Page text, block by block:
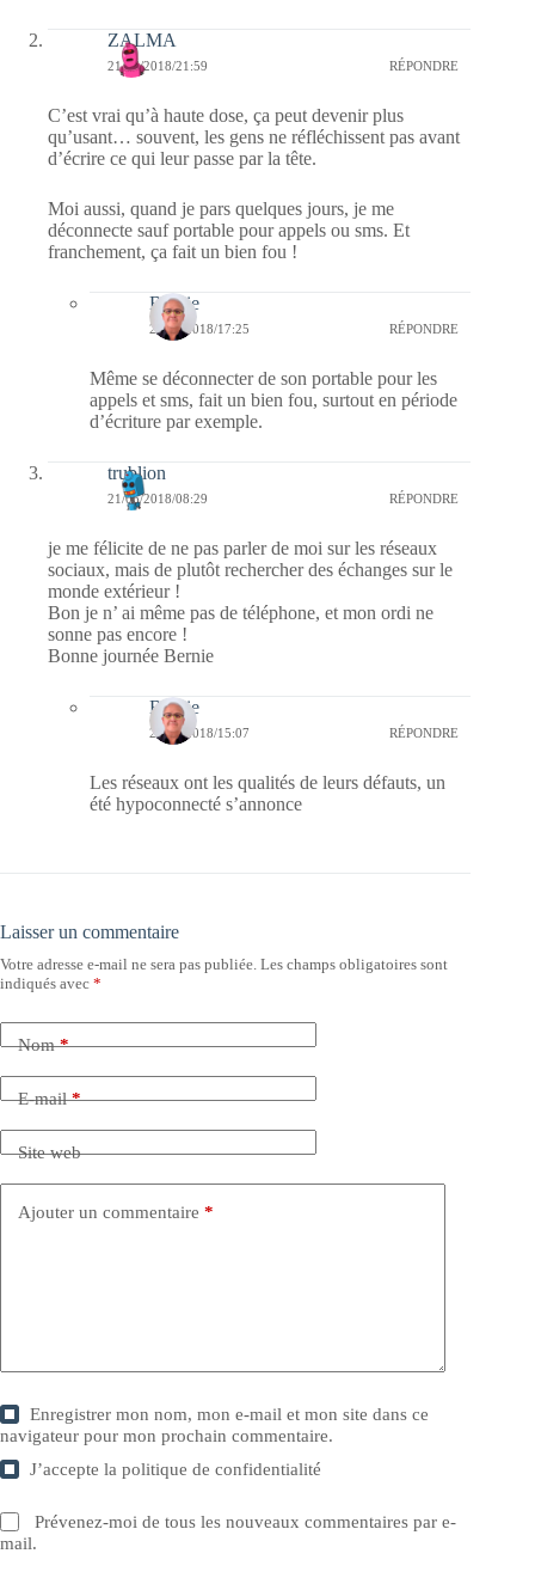
ZALMA
21/06/2018/21:59 RÉPONDRE
C’est vrai qu’à haute dose, ça peut devenir plus
qu’usant… souvent, les gens ne réfléchissent pas avant
d’écrire ce qui leur passe par la tête.
Moi aussi, quand je pars quelques jours, je me
déconnecte sauf portable pour appels ou sms. Et
franchement, ça fait un bien fou !
Bernie
23/06/2018/17:25 RÉPONDRE
Même se déconnecter de son portable pour les
appels et sms, fait un bien fou, surtout en période
d’écriture par exemple.
trublion
21/06/2018/08:29 RÉPONDRE
je me félicite de ne pas parler de moi sur les réseaux
sociaux, mais de plutôt rechercher des échanges sur le
monde extérieur !
Bon je n’ ai même pas de téléphone, et mon ordi ne
sonne pas encore !
Bonne journée Bernie
Bernie
21/06/2018/15:07 RÉPONDRE
Les réseaux ont les qualités de leurs défauts, un
été hypoconnecté s’annonce
Laisser un commentaire
Votre adresse e-mail ne sera pas publiée. Les champs obligatoires sont
indiqués avec *
Nom*
E-mail*
Site web
Ajouter un commentaire *
Enregistrer mon nom, mon e-mail et mon site dans ce
navigateur pour mon prochain commentaire.
J’accepte lapolitique de confidentialité
Prévenez-moi de tous les nouveaux commentaires par e-
mail.